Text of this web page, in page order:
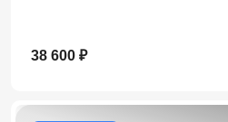
38 600 ₽